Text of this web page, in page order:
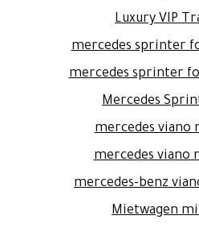
Luxury VIP
mercedes sprinter
mercedes sprinter
Mercedes
mercedes viano
mercedes viano
mercedes-benz
Mietwagen